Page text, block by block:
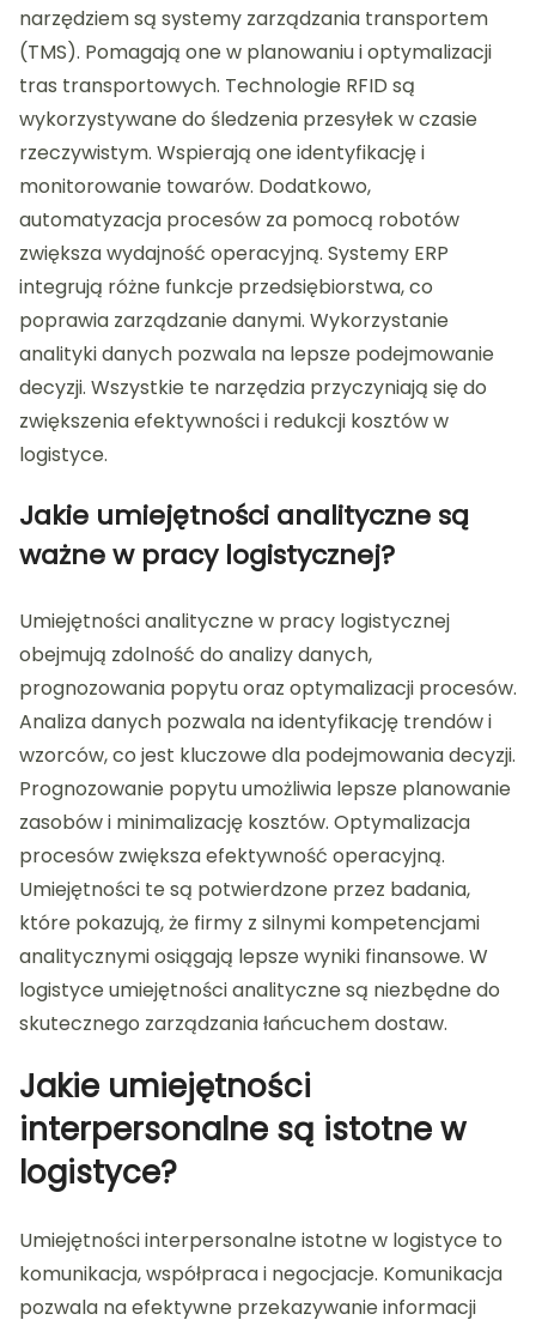
narzędziem są systemy zarządzania transportem
(TMS). Pomagają one w planowaniu i optymalizacji
tras transportowych. Technologie RFID są
wykorzystywane do śledzenia przesyłek w czasie
rzeczywistym. Wspierają one identyfikację i
monitorowanie towarów. Dodatkowo,
automatyzacja procesów za pomocą robotów
zwiększa wydajność operacyjną. Systemy ERP
integrują różne funkcje przedsiębiorstwa, co
poprawia zarządzanie danymi. Wykorzystanie
analityki danych pozwala na lepsze podejmowanie
decyzji. Wszystkie te narzędzia przyczyniają się do
zwiększenia efektywności i redukcji kosztów w
logistyce.
Jakie umiejętności analityczne są
ważne w pracy logistycznej?
Umiejętności analityczne w pracy logistycznej
obejmują zdolność do analizy danych,
prognozowania popytu oraz optymalizacji procesów.
Analiza danych pozwala na identyfikację trendów i
wzorców, co jest kluczowe dla podejmowania decyzji.
Prognozowanie popytu umożliwia lepsze planowanie
zasobów i minimalizację kosztów. Optymalizacja
procesów zwiększa efektywność operacyjną.
Umiejętności te są potwierdzone przez badania,
które pokazują, że firmy z silnymi kompetencjami
analitycznymi osiągają lepsze wyniki finansowe. W
logistyce umiejętności analityczne są niezbędne do
skutecznego zarządzania łańcuchem dostaw.
Jakie umiejętności
interpersonalne są istotne w
logistyce?
Umiejętności interpersonalne istotne w logistyce to
komunikacja, współpraca i negocjacje. Komunikacja
pozwala na efektywne przekazywanie informacji